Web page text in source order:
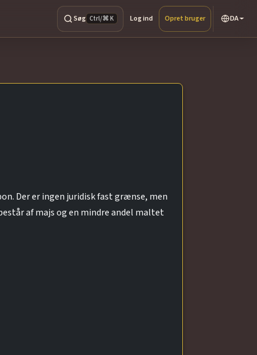
Søg Ctrl/⌘ K Log ind Opret bruger DA
Der er ingen juridisk fast grænse, men
af majs og en mindre andel maltet